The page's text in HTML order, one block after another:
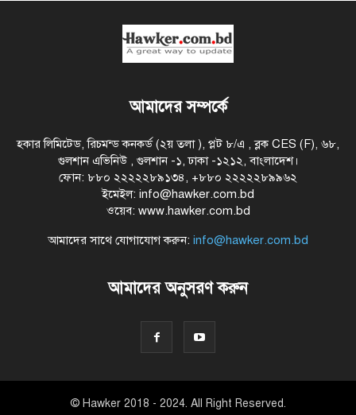
আমাদের সম্পর্কে
হকার লিমিটেড, রিচমন্ড কনকর্ড (২য় তলা ), প্লট ৮/এ , ব্লক CES (F), ৬৮,
গুলশান এভিনিউ , গুলশান -১, ঢাকা -১২১২, বাংলাদেশ।
ফোন: ৮৮০ ২২২২২৮৯১৩৪, +৮৮০ ২২২২২৮৯৯৬২
ইমেইল: info@hawker.com.bd
ওয়েব: www.hawker.com.bd
আমাদের সাথে যোগাযোগ করুন: info@hawker.com.bd
আমাদের অনুসরণ করুন
© Hawker 2018 - 2024. All Right Reserved.